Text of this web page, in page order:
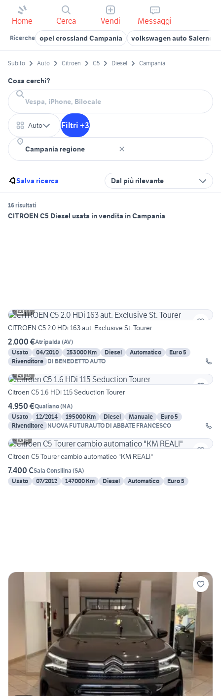
Home Cerca Vendi Messaggi
Ricerche opel crossland Campania volkswagen auto Salerno
Subito Auto Citroen C5 Diesel Campania
Cosa cerchi?
Auto Filtri +3
Salva ricerca Dal più rilevante
16 risultati
CITROEN C5 Diesel usata in vendita in Campania
13
CITROEN C5 2.0 HDi 163 aut. Exclusive St. Tourer
2.000 €Atripalda (AV)
Usato
04/2010 253000 Km Diesel Automatico
Euro 5
Rivenditore DI BENEDETTO AUTO
15
Citroen C5 1.6 HDi 115 Seduction Tourer
4.950 €Qualiano(NA)
Usato
12/2014 195000 Km Diesel Manuale
Euro 5
Rivenditore NUOVA FUTURAUTO DI ABBATE FRANCESCO
6
Citroen C5 Tourer cambio automatico "KM REALI"
7.400 €Sala Consilina (SA)
Usato
07/2012 147000 Km Diesel Automatico Euro 5